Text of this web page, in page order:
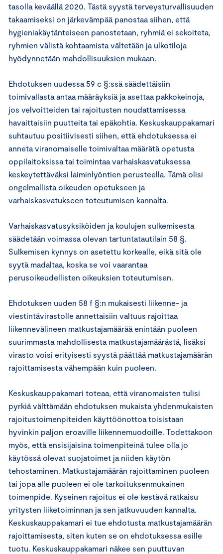
tasolla keväällä 2020. Tästä syystä terveysturvallisuuden
takaamiseksi on järkevämpää panostaa siihen, että
hygieniakäytänteiseen panostetaan, ryhmiä ei sekoiteta,
ryhmien välistä kohtaamista vältetään ja ulkotiloja
hyödynnetään mahdollisuuksien mukaan.
Ehdotuksen uudessa 59 c §:ssä säädettäisiin
toimivallasta antaa määräyksiä ja asettaa pakkokeinoja,
jos velvoitteiden tai rajoitusten noudattamisessa
havaittaisiin puutteita tai epäkohtia. Keskuskauppakamari
suhtautuu positiivisesti siihen, että ehdotuksessa ei
anneta viranomaiselle toimivaltaa määrätä opetusta
oppilaitoksissa tai toimintaa varhaiskasvatuksessa
keskeytettäväksi laiminlyöntien perusteella. Tämä olisi
ongelmallista oikeuden opetukseen ja
varhaiskasvatukseen toteutumisen kannalta.
Varhaiskasvatusyksiköiden ja koulujen sulkemisesta
säädetään voimassa olevan tartuntatautilain 58 §.
Sulkemisen kynnys on asetettu korkealle, eikä sitä ole
syytä madaltaa, koska se voi vaarantaa
perusoikeudellisten oikeuksien toteutumisen.
Ehdotuksen uuden 58 f §:n mukaisesti liikenne- ja
viestintävirastolle annettaisiin valtuus rajoittaa
liikennevälineen matkustajamäärää enintään puoleen
suurimmasta mahdollisesta matkustajamäärästä, lisäksi
virasto voisi erityisesti syystä päättää matkustajamäärän
rajoittamisesta vähempään kuin puoleen.
Keskuskauppakamari toteaa, että viranomaisten tulisi
pyrkiä välttämään ehdotuksen mukaista yhdenmukaisten
rajoitustoimenpiteiden käyttöönottoa toisistaan
hyvinkin paljon eroaville liikennemuodoille. Todettakoon
myös, että ensisijaisina toimenpiteinä tulee olla jo
käytössä olevat suojatoimet ja niiden käytön
tehostaminen. Matkustajamäärän rajoittaminen puoleen
tai jopa alle puoleen ei ole tarkoituksenmukainen
toimenpide. Kyseinen rajoitus ei ole kestävä ratkaisu
yritysten liiketoiminnan ja sen jatkuvuuden kannalta.
Keskuskauppakamari ei tue ehdotusta matkustajamäärän
rajoittamisesta, siten kuten se on ehdotuksessa esille
tuotu. Keskuskauppakamari näkee sen puuttuvan